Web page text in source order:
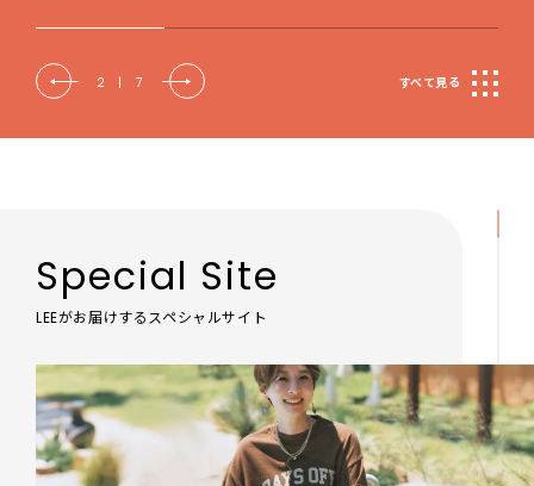
2 | 7 すべて見る
Special Site
LEEがお届けするスペシャルサイト